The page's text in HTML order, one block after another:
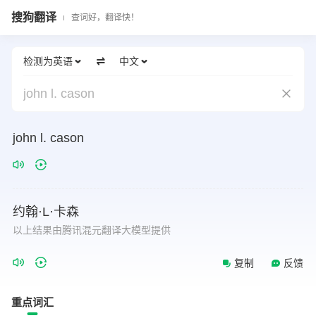
搜狗翻译 查词好，翻译快！
检测为英语 中文
john l. cason
john l. cason
约翰·L·卡森
以上结果由腾讯混元翻译大模型提供
复制 反馈
重点词汇